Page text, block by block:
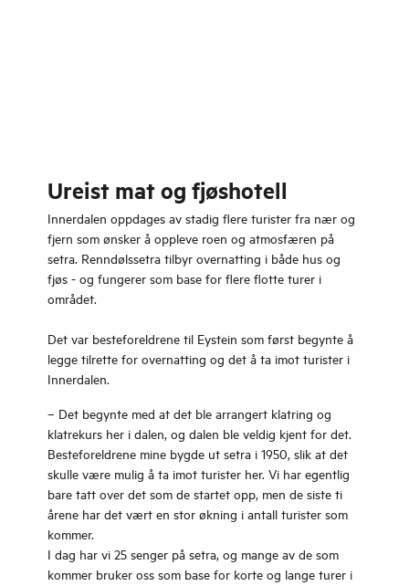
Ureist mat og fjøshotell
Innerdalen oppdages av stadig flere turister fra nær og
fjern som ønsker å oppleve roen og atmosfæren på
setra. Renndølssetra tilbyr overnatting i både hus og
fjøs - og fungerer som base for flere flotte turer i
området.
Det var besteforeldrene til Eystein som først begynte å
legge tilrette for overnatting og det å ta imot turister i
Innerdalen.
– Det begynte med at det ble arrangert klatring og
klatrekurs her i dalen, og dalen ble veldig kjent for det.
Besteforeldrene mine bygde ut setra i 1950, slik at det
skulle være mulig å ta imot turister her. Vi har egentlig
bare tatt over det som de startet opp, men de siste ti
årene har det vært en stor økning i antall turister som
kommer.
I dag har vi 25 senger på setra, og mange av de som
kommer bruker oss som base for korte og lange turer i